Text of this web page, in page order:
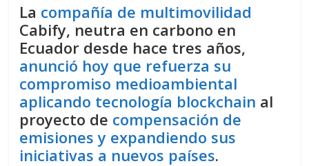
La compañía de multimovilidad
Cabify, neutra en carbono en
Ecuador desde hace tres años,
anunció hoy que refuerza su
compromiso medioambiental
aplicando tecnología blockchain al
proyecto de compensación de
emisiones y expandiendo sus
iniciativas a nuevos países.